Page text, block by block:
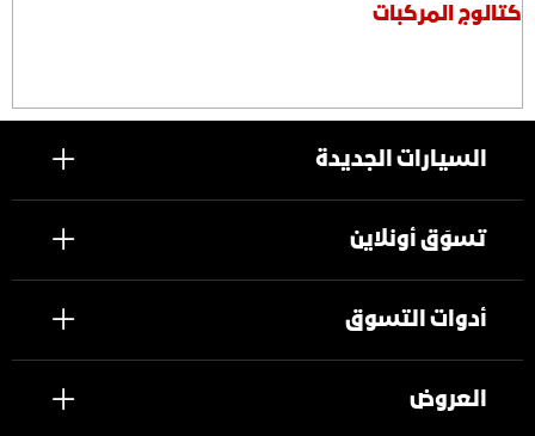
كتالوج المركبات
السيارات الجديدة
تسوَق أونلاين
أدوات التسوق
العروض